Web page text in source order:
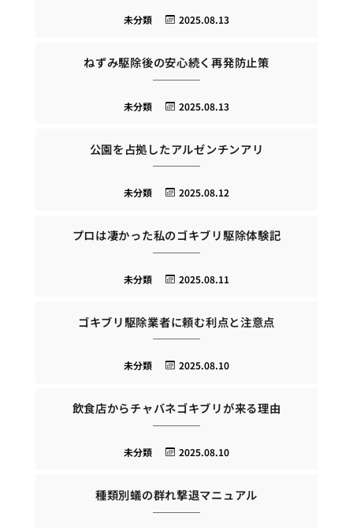
2025.08.13
未分類
ねずみ駆除後の安心続く再発防止策
2025.08.13
未分類
公園を占拠したアルゼンチンアリ
2025.08.12
未分類
プロは凄かった私のゴキブリ駆除体験記
2025.08.11
未分類
ゴキブリ駆除業者に頼む利点と注意点
2025.08.10
未分類
飲食店からチャバネゴキブリが来る理由
2025.08.10
未分類
種類別蟻の群れ撃退マニュアル